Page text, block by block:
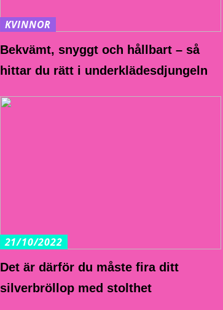
KVINNOR
Bekvämt, snyggt och hållbart – så
hittar du rätt i underklädesdjungeln
21/10/2022
Det är därför du måste fira ditt
silverbröllop med stolthet